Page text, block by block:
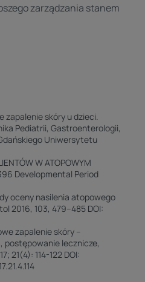
zarządzania stanem
skóry u dzieci.
Pediatrii, Gastroenterologii,
Uniwersytetu
W ATOPOWYM
Developmental Period
oceny nasilenia atopowego
2016, 103, 479–485 DOI:
zapalenie skóry –
postępowanie lecznicze,
21(4): 114-122 DOI: